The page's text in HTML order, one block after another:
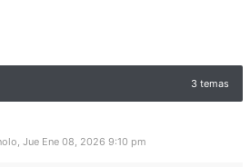
3 temas
, Jue Ene 08, 2026 9:10 pm